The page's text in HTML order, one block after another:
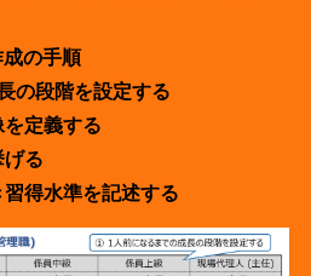
の手順
の段階を設定する
定義する
げる
得水準を記述する